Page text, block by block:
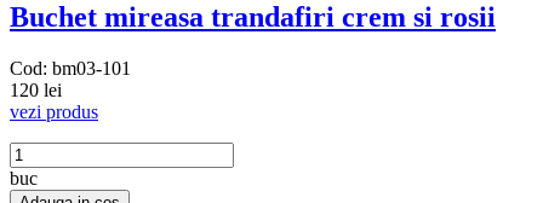
Buchet mireasa trandafiri crem si rosii
Cod: bm03-101
120 lei
vezi produs
buc